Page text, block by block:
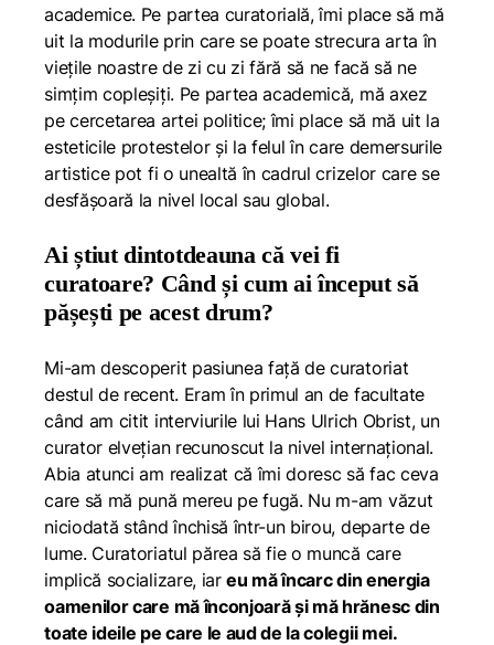
academice. Pe partea curatorială, îmi place să mă
uit la modurile prin care se poate strecura arta în
viețile noastre de zi cu zi fără să ne facă să ne
simțim copleșiți. Pe partea academică, mă axez
pe cercetarea artei politice; îmi place să mă uit la
esteticile protestelor și la felul în care demersurile
artistice pot fi o unealtă în cadrul crizelor care se
desfășoară la nivel local sau global.
Ai știut dintotdeauna că vei fi
curatoare? Când și cum ai început să
pășești pe acest drum?
Mi-am descoperit pasiunea față de curatoriat
destul de recent. Eram în primul an de facultate
când am citit interviurile lui Hans Ulrich Obrist, un
curator elvețian recunoscut la nivel internațional.
Abia atunci am realizat că îmi doresc să fac ceva
care să mă pună mereu pe fugă. Nu m-am văzut
niciodată stând închisă într-un birou, departe de
lume. Curatoriatul părea să fie o muncă care
implică socializare, iareu mă încarc din energia
oamenilor care mă înconjoară și mă hrănesc din
toate ideile pe care le aud de la colegii mei.